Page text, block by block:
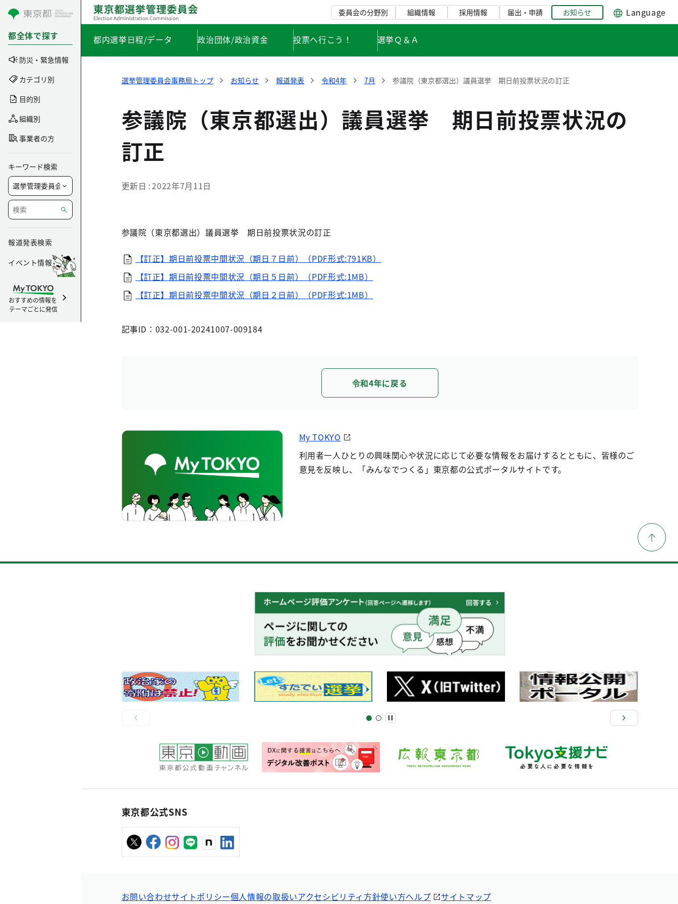
コンテンツにスキップ
都全体で探す
防災・緊急情報
カテゴリ別
目的別
組織別
事業者の方
キーワード検索
報道発表検索
イベント情報
おすすめの情報を
テーマごとに発信
委員会の分野別 組織情報 採用情報 届出・申請 お知らせ Language
都内選挙日程/データ 政治団体/政治資金 投票へ行こう！ 選挙Ｑ＆Ａ
選挙管理委員会事務局トップ お知らせ 報道発表 令和4年 7月 参議院（東京都選出）議員選挙 期日前投票状況の訂正
参議院（東京都選出）議員選挙 期日前投票状況の
訂正
更新日 2022年7月11日
参議院（東京都選出）議員選挙 期日前投票状況の訂正
【訂正】期日前投票中間状況（期日７日前）（PDF形式:791KB）
【訂正】期日前投票中間状況（期日５日前）（PDF形式:1MB）
【訂正】期日前投票中間状況（期日２日前）（PDF形式:1MB）
記事ID：032-001-20241007-009184
令和4年に戻る
My TOKYO
利用者一人ひとりの興味関心や状況に応じて必要な情報をお届けするとともに、皆様のご
意見を反映し、「みんなでつくる」東京都の公式ポータルサイトです。
東京都公式SNS
お問い合わせサイトポリシー個人情報の取扱いアクセシビリティ方針使い方ヘルプ サイトマップ